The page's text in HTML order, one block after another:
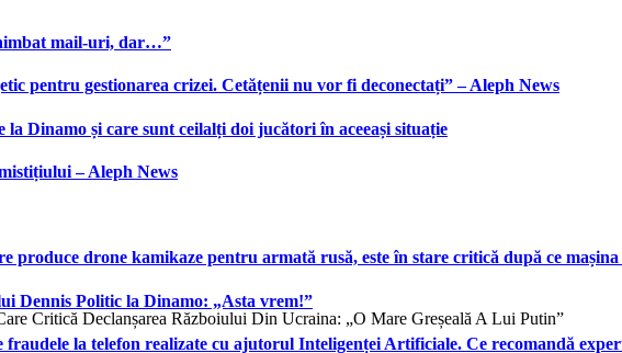
mail-uri, dar…”
pentru gestionarea crizei. Cetățenii nu vor fi deconectați” – Aleph News
Dinamo și care sunt ceilalți doi jucători în aceeași situație
– Aleph News
drone kamikaze pentru armată rusă, este în stare critică după ce mașina
Dennis Politic la Dinamo: „Asta vrem!”
fraudele la telefon realizate cu ajutorul Inteligenței Artificiale. Ce recomandă
Critică Declanșarea Războiului Din Ucraina: „O Mare Greșeală A Lui Putin”